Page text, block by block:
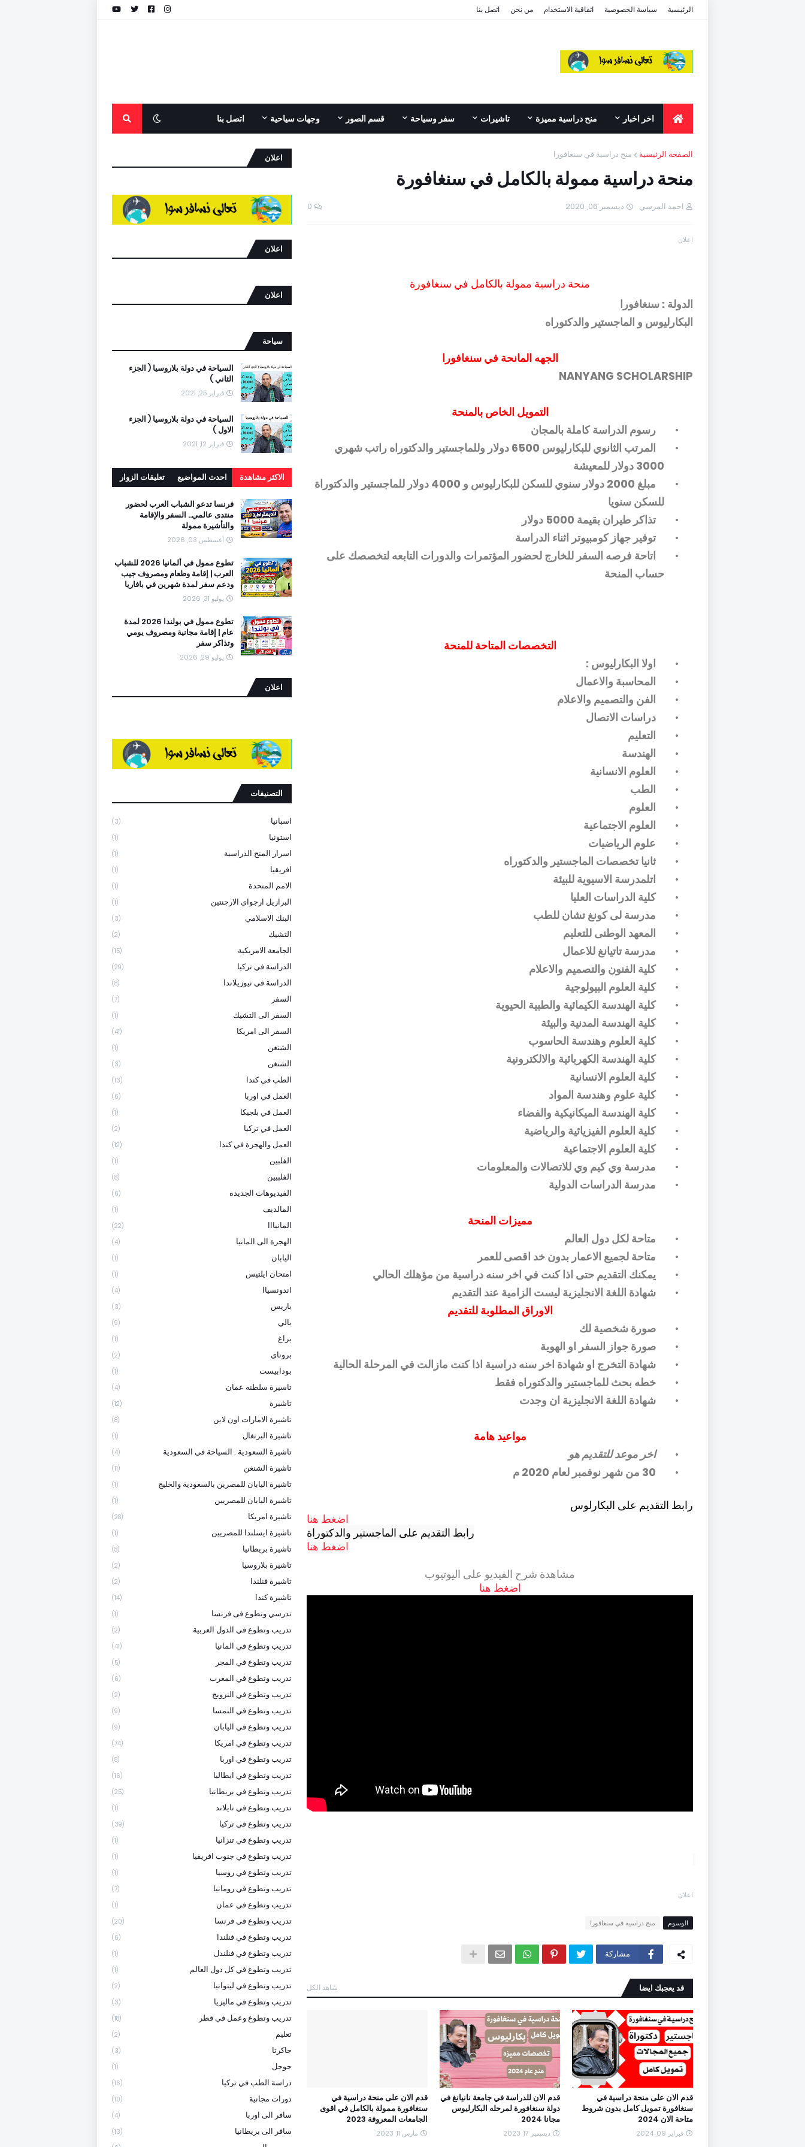
الرئيسية سياسة الخصوصية اتفاقية الاستخدام من نحن اتصل بنا
اخر اخبار منح دراسية مميزة تاشيرات سفر وسياحة قسم الصور وجهات سياحية اتصل بنا
الصفحة الرئيسية منح دراسية في سنغافورا
منحة دراسية ممولة بالكامل في سنغافورة
احمد المرسي ديسمبر 06, 2020 0
اعلان
منحة دراسية ممولة بالكامل في سنغافورة
الدولة : سنغافورا
البكارليوس و الماجستير والدكتوراه
الجهه المانحة في سنغافورا
NANYANG SCHOLARSHIP
التمويل الخاص بالمنحة
•
رسوم الدراسة كاملة بالمجان
•
المرتب الثانوي للبكارليوس 6500 دولار وللماجستير والدكتوراه راتب شهري
3000 دولار للمعيشة
•
مبلغ 2000 دولار سنوي للسكن للبكارليوس و 4000 دولار للماجستير والدكتوراة
للسكن سنويا
•
تذاكر طيران بقيمة 5000 دولار
•
توفير جهاز كومبيوتر اثناء الدراسة
•
اتاحة فرصه السفر للخارج لحضور المؤتمرات والدورات التابعه لتخصصك على
حساب المنحة
التخصصات المتاحة للمنحة
•
اولا البكارليوس :
•
المحاسبة والاعمال
•
الفن والتصميم والاعلام
•
دراسات الاتصال
•
التعليم
•
الهندسة
•
العلوم الانسانية
•
الطب
•
العلوم
•
العلوم الاجتماعية
•
علوم الرياضيات
•
ثانيا تخصصات الماجستير والدكتوراه
•
اتلمدرسة الاسيوية للبيئة
•
كلية الدراسات العليا
•
مدرسة لى كونغ تشان للطب
•
المعهد الوطنى للتعليم
•
مدرسة تاتيانغ للاعمال
•
كلية الفنون والتصميم والاعلام
•
كلية العلوم البيولوجية
•
كلية الهندسة الكيمائية والطبية الحيوية
•
كلية الهندسة المدنية والبيئة
•
كلية العلوم وهندسة الحاسوب
•
كلية الهندسة الكهربائية والالكترونية
•
كلية العلوم الانسانية
•
كلية علوم وهندسة المواد
•
كلية الهندسة الميكانيكية والفضاء
•
كلية العلوم الفيزيائية والرياضية
•
كلية العلوم الاجتماعية
•
مدرسة وي كيم وي للاتصالات والمعلومات
•
مدرسة الدراسات الدولية
مميزات المنحة
•
متاحة لكل دول العالم
•
متاحة لجميع الاعمار بدون خد اقصى للعمر
•
يمكنك التقديم حتى اذا كنت في اخر سنه دراسية من مؤهلك الحالي
•
شهادة اللغة الانجليزية ليست الزامية عند التقديم
الاوراق المطلوبة للتقديم
•
صورة شخصية لك
•
صورة جواز السفر او الهوية
•
شهادة التخرج او شهادة اخر سنه دراسية اذا كنت مازالت في المرحلة الحالية
•
خطه بحث للماجستير والدكتوراه فقط
•
شهادة اللغة الانجليزية ان وجدت
مواعيد هامة
•
اخر موعد للتقديم هو
•
30 من شهر نوفمبر لعام 2020 م
رابط التقديم على البكارلوس
اضغط هنا
رابط التقديم على الماجستير والدكتوراة
اضغط هنا
مشاهدة شرح الفيديو على اليوتيوب
اضغط هنا
اعلان
الوسوم منح دراسية في سنغافورا
مشاركة
قد يعجبك ايضا شاهد الكل
قدم الان على منحة دراسية في
سنغافورة تمويل كامل بدون شروط
متاحة الان 2024
فبراير 09, 2024
قدم الان للدراسة في جامعة نانيانغ في
دولة سنغافورة لمرحله البكارليوس
مجانا 2024
ديسمبر 17, 2023
قدم الان على منحة دراسية في
سنغافورة ممولة بالكامل في اقوى
الجامعات المعروفة 2023
مارس 11, 2023
اعلان
اعلان
اعلان
سياحة
السياحة في دولة بلاروسيا ( الجزء
الثاني )
فبراير 25, 2021
السياحة في دولة بلاروسيا ( الجزء
الاول )
فبراير 12, 2021
الاكثر مشاهدة احدث المواضيع تعليقات الزوار
فرنسا تدعو الشباب العرب لحضور
منتدى عالمي.. السفر والإقامة
والتأشيرة ممولة
أغسطس 03, 2026
تطوع ممول في ألمانيا 2026 للشباب
العرب | إقامة وطعام ومصروف جيب
ودعم سفر لمدة شهرين في بافاريا
يوليو 31, 2026
تطوع ممول في بولندا 2026 لمدة
عام | إقامة مجانية ومصروف يومي
وتذاكر سفر
يوليو 29, 2026
اعلان
التصنيفات
اسبانيا (3)
استونيا (1)
اسرار المنح الدراسية (1)
افريقيا (1)
الامم المتحدة (1)
البرازيل ارجواي الارجنتين (1)
البنك الاسلامي (3)
التشيك (2)
الجامعة الامريكية (15)
الدراسة في تركيا (29)
الدراسة في نيوزيلاندا (8)
السفر (7)
السفر الى التشيك (1)
السفر الى امريكا (41)
الشتغن (1)
الشنغن (3)
الطب في كندا (13)
العمل في اوربا (6)
العمل في بلجيكا (1)
العمل في تركيا (2)
العمل والهجرة في كندا (12)
الفلبين (1)
الفلبيين (8)
الفيديوهات الجديده (6)
المالديف (1)
المانيااا (22)
الهجرة الى المانيا (4)
اليابان (1)
امتحان ايلتيس (1)
اندونسياا (4)
باريس (3)
بالي (9)
براغ (1)
بروناي (2)
بودابيست (1)
تاسيرة سلطنه عمان (4)
تاشيرة (12)
تاشيرة الامارات اون لاين (8)
تاشيرة البرتغال (1)
تاشيرة السعودية . السياحة في السعودية (4)
تاشيرة الشنغن (11)
تاشيرة اليابان للمصرين بالسعودية والخليج (1)
تاشيرة اليابان للمصريين (1)
تاشيرة امريكا (28)
تاشيرة ايسلندا للمصريين (1)
تاشيرة بريطانيا (8)
تاشيرة بلاروسيا (2)
تاشيرة فنلندا (2)
تاشيرة كندا (14)
تدرسي وتطوع فى فرنسا (1)
تدريب وتطوع في الدول العربية (2)
تدريب وتطوع في المانيا (41)
تدريب وتطوع في المجر (5)
تدريب وتطوع في المغرب (6)
تدريب وتطوع في النرويج (2)
تدريب وتطوع في النمسا (9)
تدريب وتطوع في اليابان (9)
تدريب وتطوع في امريكا (74)
تدريب وتطوع في اوربا (8)
تدريب وتطوع في ايطاليا (16)
تدريب وتطوع في بريطانيا (25)
تدريب وتطوع في تايلاند (1)
تدريب وتطوع في تركيا (39)
تدريب وتطوع في تنزانيا (1)
تدريب وتطوع في جنوب افريقيا (1)
تدريب وتطوع في روسيا (1)
تدريب وتطوع في رومانيا (7)
تدريب وتطوع في عمان (1)
تدريب وتطوع فى فرنسا (20)
تدريب وتطوع في فنلندا (6)
تدريب وتطوع في فنلندل (1)
تدريب وتطوع في كل دول العالم (1)
تدريب وتطوع في ليتوانيا (2)
تدريب وتطوع في ماليزيا (3)
تدريب وتطوع وعمل في قطر (18)
تعليم (2)
جاكرتا (3)
جوجل (1)
دراسة الطب في تركيا (16)
دورات مجانية (10)
سافر الى اوربا (4)
سافر الى بريطانيا (13)